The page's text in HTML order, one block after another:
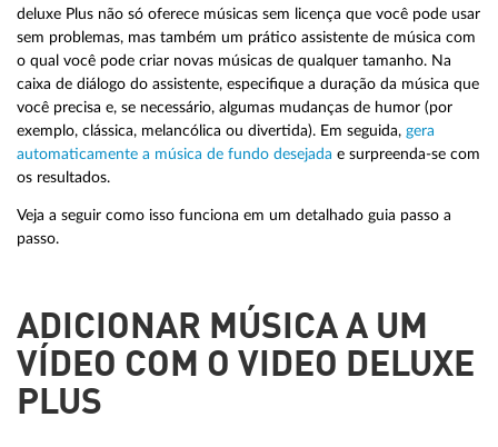
deluxe Plus não só oferece músicas sem licença que você pode usar
sem problemas, mas também um prático assistente de música com
o qual você pode criar novas músicas de qualquer tamanho. Na
caixa de diálogo do assistente, especifique a duração da música que
você precisa e, se necessário, algumas mudanças de humor (por
exemplo, clássica, melancólica ou divertida). Em seguida, gera
automaticamente a música de fundo desejada e surpreenda-se com
os resultados.
Veja a seguir como isso funciona em um detalhado guia passo a
passo.
ADICIONAR MÚSICA A UM
VÍDEO COM O VIDEO DELUXE
PLUS